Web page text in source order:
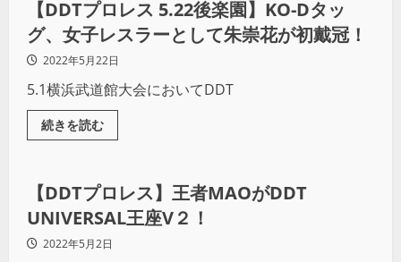
【DDTプロレス 5.22後楽園】KO-Dタッ
グ、女子レスラーとして朱崇花が初戴冠！
2022年5月22日
5.1横浜武道館大会においてDDT
続きを読む
プロレス
【DDTプロレス】王者MAOがDDT
UNIVERSAL王座V２！
2022年5月2日